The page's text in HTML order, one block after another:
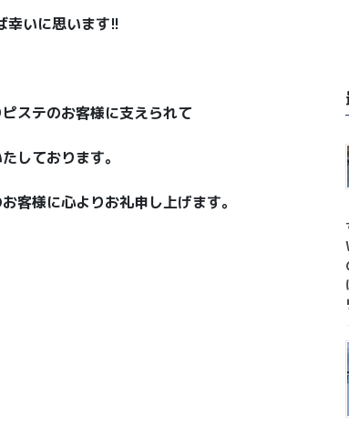
幸いに思います!!
ステのお客様に支えられて
しております。
客様に心よりお礼申し上げます。